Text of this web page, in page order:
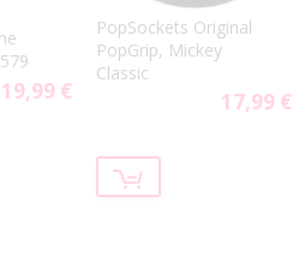
19,99 €
PopSockets Original
PopGrip, Mickey
Classic
17,99 €